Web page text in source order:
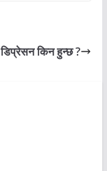
डिप्रेसन किन हुन्छ ?